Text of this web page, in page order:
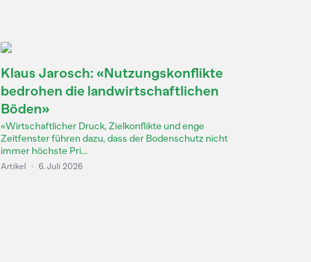
Klaus Jarosch: «Nutzungskonflikte
bedrohen die landwirtschaftlichen
Böden»
«Wirtschaftlicher Druck, Zielkonflikte und enge
Zeitfenster führen dazu, dass der Bodenschutz nicht
immer höchste Pri...
Artikel · 6. Juli 2026